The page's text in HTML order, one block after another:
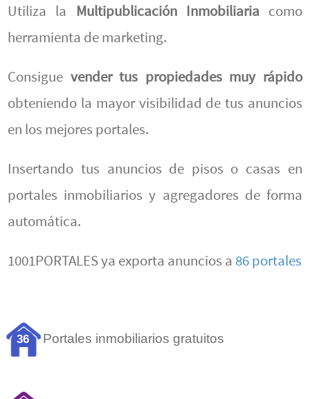
Utiliza la Multipublicación Inmobiliaria como
herramienta de marketing.
Consigue vender tus propiedades muy rápido
obteniendo la mayor visibilidad de tus anuncios
en los mejores portales.
Insertando tus anuncios de pisos o casas en
portales inmobiliarios y agregadores de forma
automática.
1001PORTALES ya exporta anuncios a 86 portales
36 Portales inmobiliarios gratuitos